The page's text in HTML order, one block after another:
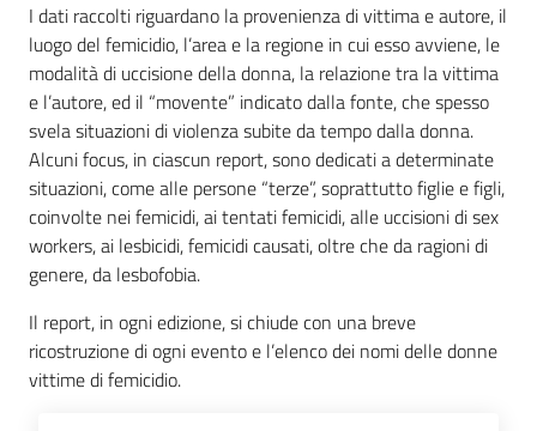
Servizi
Leggi Atti Bandi
Piani Programmi
Progetti
I dati raccolti riguardano la provenienza di vittima e autore, il
luogo del femicidio, l’area e la regione in cui esso avviene, le
modalità di uccisione della donna, la relazione tra la vittima
e l’autore, ed il “movente” indicato dalla fonte, che spesso
svela situazioni di violenza subite da tempo dalla donna.
Alcuni focus, in ciascun report, sono dedicati a determinate
situazioni, come alle persone “terze”, soprattutto figlie e figli,
coinvolte nei femicidi, ai tentati femicidi, alle uccisioni di sex
workers, ai lesbicidi, femicidi causati, oltre che da ragioni di
genere, da lesbofobia.
Il report, in ogni edizione, si chiude con una breve
ricostruzione di ogni evento e l’elenco dei nomi delle donne
vittime di femicidio.